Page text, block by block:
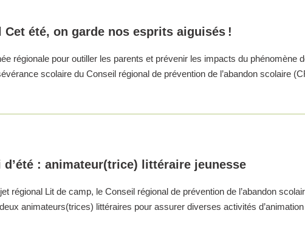
Cet été, on garde nos esprits aiguisés !
régionale pour outiller les parents et prévenir les impacts du phénomène
scolaire du Conseil régional de prévention de l’abandon scolaire
d’été : animateur(trice) littéraire jeunesse
régional Lit de camp, le Conseil régional de prévention de l’abandon
animateurs(trices) littéraires pour assurer diverses activités